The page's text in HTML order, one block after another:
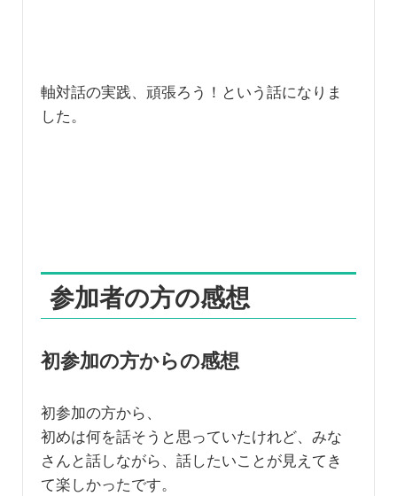
軸対話の実践、頑張ろう！という話になりま
した。
参加者の方の感想
初参加の方からの感想
初参加の方から、
初めは何を話そうと思っていたけれど、みな
さんと話しながら、話したいことが見えてき
て楽しかったです。